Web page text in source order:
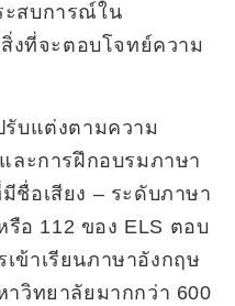
ะสบการณ์ใน
งที่จะตอบโจทย์ความ
บแต่งตามความ
ละการฝึกอบรมภาษา
ชื่อเสียง – ระดับภาษา
รือ 112 ของ ELS ตอบ
ข้าเรียนภาษาอังกฤษ
วิทยาลัยมากกว่า 600